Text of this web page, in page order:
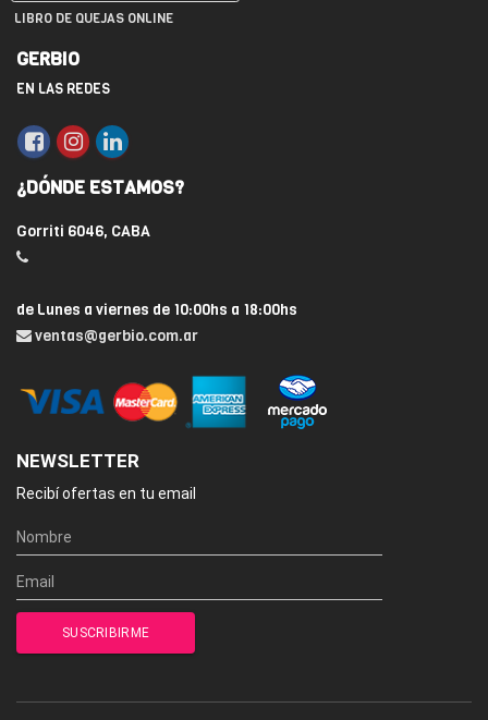
LIBRO DE QUEJAS ONLINE
GERBIO
EN LAS REDES
¿DÓNDE ESTAMOS?
Gorriti 6046, CABA
de Lunes a viernes de 10:00hs a 18:00hs
ventas@gerbio.com.ar
NEWSLETTER
Recibí ofertas en tu email